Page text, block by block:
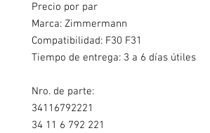
Precio por par
Marca: Zimmermann
Compatibilidad: F30 F31
Tiempo de entrega: 3 a 6 días útiles
Nro. de parte:
34116792221
34 11 6 792 221